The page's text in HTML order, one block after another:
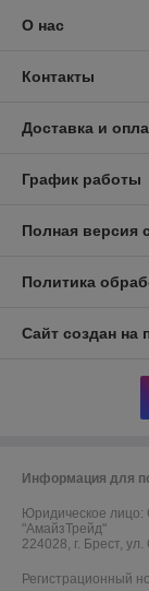
О нас
Контакты
Доставка и
График работы
Полная версия
Политика
Сайт создан на
Информация для
Юридическое лицо:
"АмайзТрейд"
224028, г. Брест,
Регистрационный